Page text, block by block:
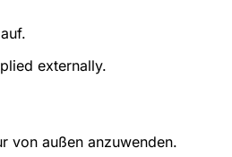
externally.
von außen anzuwenden.